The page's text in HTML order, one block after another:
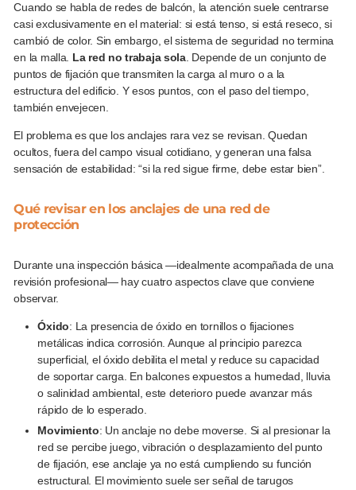
Cuando se habla de redes de balcón, la atención suele centrarse
casi exclusivamente en el material: si está tenso, si está reseco, si
cambió de color. Sin embargo, el sistema de seguridad no termina
en la malla. La red no trabaja sola. Depende de un conjunto de
puntos de fijación que transmiten la carga al muro o a la
estructura del edificio. Y esos puntos, con el paso del tiempo,
también envejecen.
El problema es que los anclajes rara vez se revisan. Quedan
ocultos, fuera del campo visual cotidiano, y generan una falsa
sensación de estabilidad: “si la red sigue firme, debe estar bien”.
Qué revisar en los anclajes de una red de
protección
Durante una inspección básica —idealmente acompañada de una
revisión profesional— hay cuatro aspectos clave que conviene
observar.
Óxido: La presencia de óxido en tornillos o fijaciones
metálicas indica corrosión. Aunque al principio parezca
superficial, el óxido debilita el metal y reduce su capacidad
de soportar carga. En balcones expuestos a humedad, lluvia
o salinidad ambiental, este deterioro puede avanzar más
rápido de lo esperado.
Movimiento: Un anclaje no debe moverse. Si al presionar la
red se percibe juego, vibración o desplazamiento del punto
de fijación, ese anclaje ya no está cumpliendo su función
estructural. El movimiento suele ser señal de tarugos